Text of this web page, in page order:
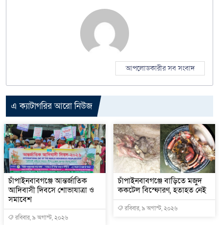
আপলোডকারীর সব সংবাদ
এ ক্যাটাগরির আরো নিউজ
চাঁপাইনবাবগঞ্জে আন্তর্জাতিক
আদিবাসী দিবসে শোভাযাত্রা ও
সমাবেশ
রবিবার, ৯ অগাস্ট, ২০২৬
চাঁপাইনবাবগঞ্জে বাড়িতে মজুদ
ককটেল বিস্ফোরণ, হতাহত নেই
রবিবার, ৯ অগাস্ট, ২০২৬